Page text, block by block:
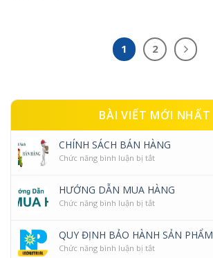
1 2
BÀI VIẾT MỚI NHẤT
CHÍNH SÁCH BÁN HÀNG
Chức năng bình luận bị tắtở
bán
hàng
HƯỚNG DẪN MUA HÀNG
Chức năng bình luận bị tắtở
mua
hàng
QUY ĐỊNH BẢO HÀNH SẢN PHẨM
Chức năng bình luận bị tắtở